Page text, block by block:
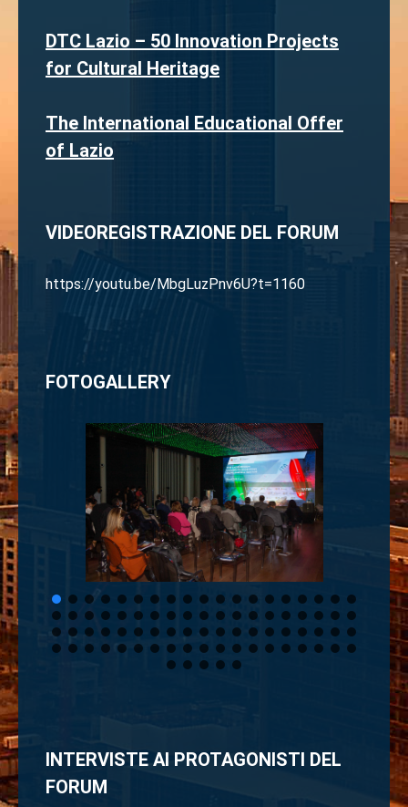
DTC Lazio – 50 Innovation Projects
for Cultural Heritage
The International Educational Offer
of Lazio
VIDEOREGISTRAZIONE DEL FORUM
https://youtu.be/MbgLuzPnv6U?t=1160
FOTOGALLERY
INTERVISTE AI PROTAGONISTI DEL
FORUM